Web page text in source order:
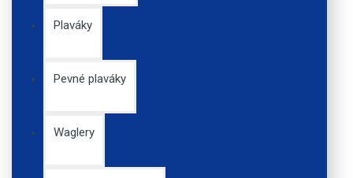
Plaváky
Pevné plaváky
Waglery
potočníka- piesková
úprava